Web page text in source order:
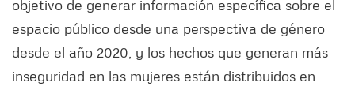
objetivo de generar información específica sobre el
espacio público desde una perspectiva de género
desde el año 2020, y los hechos que generan más
inseguridad en las mujeres están distribuidos en